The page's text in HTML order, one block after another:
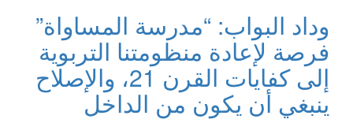
وداد البواب: “مدرسة المساواة”
فرصة لإعادة منظومتنا التربوية
إلى كفايات القرن 21، والإصلاح
ينبغي أن يكون من الداخل